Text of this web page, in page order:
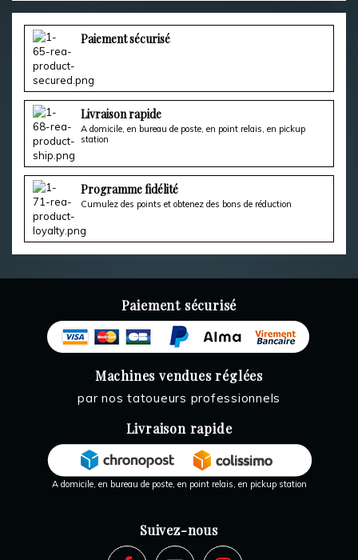
Paiement sécurisé
Livraison rapide
A domicile, en bureau de poste, en point relais, en pickup
station
Programme fidélité
Cumulez des points et obtenez des bons de réduction
Paiement sécurisé
Machines vendues réglées
par nos tatoueurs professionnels
Livraison rapide
A domicile, en bureau de poste, en point relais, en pickup station
Suivez-nous